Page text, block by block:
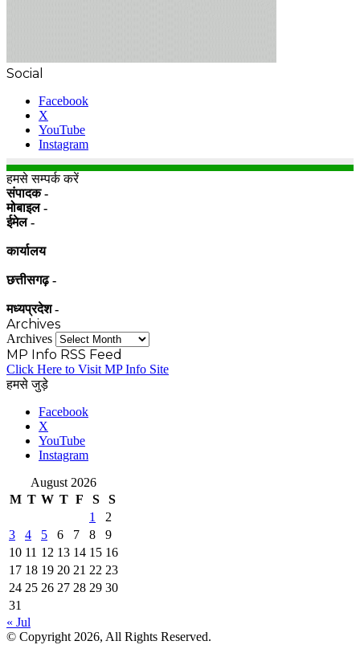
Social
Facebook
X
YouTube
Instagram
हमसे सम्पर्क करें
संपादक -
मोबाइल -
ईमेल -
कार्यालय
छत्तीसगढ़ -
मध्यप्रदेश -
Archives
Archives
MP Info RSS Feed
Click Here to Visit MP Info Site
हमसे जुड़े
Facebook
X
YouTube
Instagram
August 2026
M T W T F S
S
1
2
3
4 5 6 7 8
9
10 11 12 13 14 15 16
17 18 19 20 21 22 23
24 25 26 27 28 29 30
31
« Jul
© Copyright 2026, All Rights Reserved.